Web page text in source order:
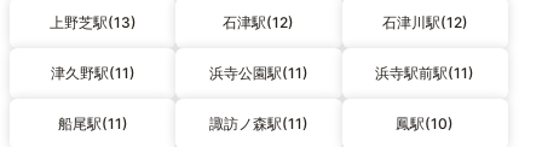
上野芝駅(13) 石津駅(12) 石津川駅(12)
津久野駅(11) 浜寺公園駅(11) 浜寺駅前駅(11)
船尾駅(11) 諏訪ノ森駅(11) 鳳駅(10)